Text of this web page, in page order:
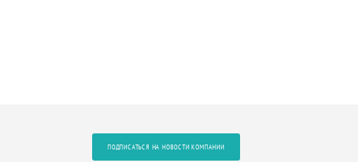
ПОДПИСАТЬСЯ НА НОВОСТИ КОМПАНИИ